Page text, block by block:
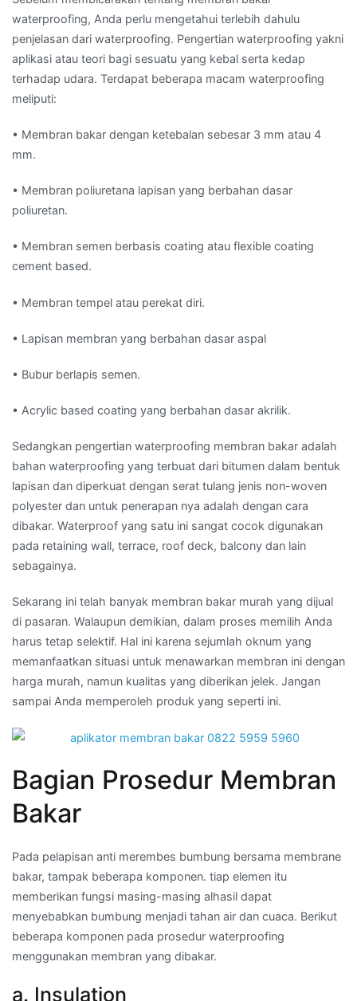
waterproofing, Anda perlu mengetahui terlebih dahulu
penjelasan dari waterproofing. Pengertian waterproofing yakni
aplikasi atau teori bagi sesuatu yang kebal serta kedap
terhadap udara. Terdapat beberapa macam waterproofing
meliputi:
• Membran bakar dengan ketebalan sebesar 3 mm atau 4
mm.
• Membran poliuretana lapisan yang berbahan dasar
poliuretan.
• Membran semen berbasis coating atau flexible coating
cement based.
• Membran tempel atau perekat diri.
• Lapisan membran yang berbahan dasar aspal
• Bubur berlapis semen.
• Acrylic based coating yang berbahan dasar akrilik.
Sedangkan pengertian waterproofing membran bakar adalah
bahan waterproofing yang terbuat dari bitumen dalam bentuk
lapisan dan diperkuat dengan serat tulang jenis non-woven
polyester dan untuk penerapan nya adalah dengan cara
dibakar. Waterproof yang satu ini sangat cocok digunakan
pada retaining wall, terrace, roof deck, balcony dan lain
sebagainya.
Sekarang ini telah banyak membran bakar murah yang dijual
di pasaran. Walaupun demikian, dalam proses memilih Anda
harus tetap selektif. Hal ini karena sejumlah oknum yang
memanfaatkan situasi untuk menawarkan membran ini dengan
harga murah, namun kualitas yang diberikan jelek. Jangan
sampai Anda memperoleh produk yang seperti ini.
Bagian Prosedur Membran
Bakar
Pada pelapisan anti merembes bumbung bersama membrane
bakar, tampak beberapa komponen. tiap elemen itu
memberikan fungsi masing-masing alhasil dapat
menyebabkan bumbung menjadi tahan air dan cuaca. Berikut
beberapa komponen pada prosedur waterproofing
menggunakan membran yang dibakar.
a. Insulation